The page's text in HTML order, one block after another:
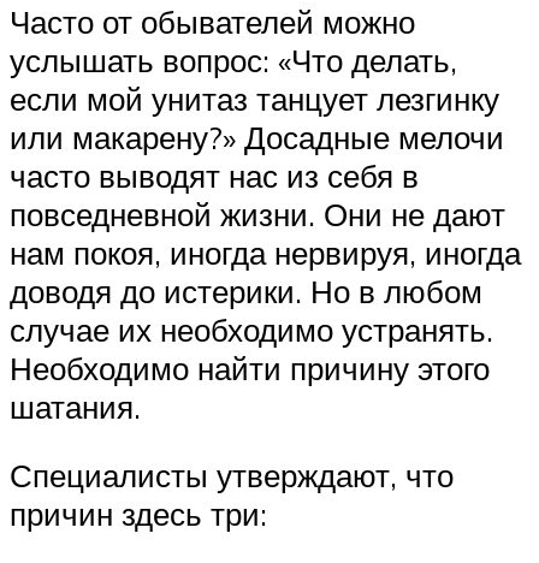
Часто от обывателей можно
услышать вопрос: «Что делать,
если мой унитаз танцует лезгинку
или макарену?» Досадные мелочи
часто выводят нас из себя в
повседневной жизни. Они не дают
нам покоя, иногда нервируя, иногда
доводя до истерики. Но в любом
случае их необходимо устранять.
Необходимо найти причину этого
шатания.
Специалисты утверждают, что
причин здесь три: